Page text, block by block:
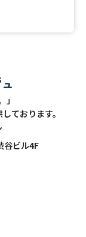
ております。
谷ビル4F